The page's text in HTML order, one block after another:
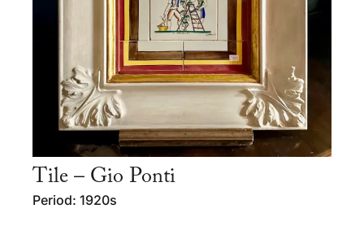
Tile – Gio Ponti
Period: 1920s